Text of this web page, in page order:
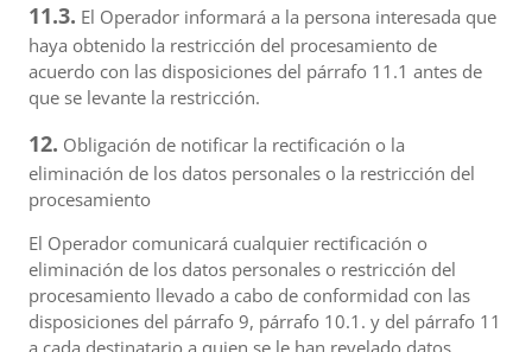
11.3. El Operador informará a la persona interesada que
haya obtenido la restricción del procesamiento de
acuerdo con las disposiciones del párrafo 11.1 antes de
que se levante la restricción.
12. Obligación de notificar la rectificación o la
eliminación de los datos personales o la restricción del
procesamiento
El Operador comunicará cualquier rectificación o
eliminación de los datos personales o restricción del
procesamiento llevado a cabo de conformidad con las
disposiciones del párrafo 9, párrafo 10.1. y del párrafo 11
a cada destinatario a quien se le han revelado datos